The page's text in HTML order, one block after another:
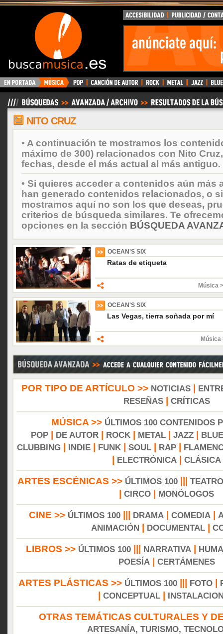
BuscaMusica.es
NITO CRUZ
• A continuación te mostramos los
máximo de 300) relacionados con Nito
fechas, desde el más actual al más antiguo.
• Si quieres acceder a contenidos aún más
han generado contenidos relacionados, o
mostramos aquí no son los que deseas,
criterios de búsqueda similares. Te
opciones en la sección BÚSQUEDA
OCEAN'S SIX
Ratas de etiqueta
Música
OCEAN'S SIX
Las Vegas, tierra soñada por mí
Música
POR TIPO DE ARTÍCULO >> NOTICIAS|
RESEÑAS| CRÍTICAS
MÚSICA >> ÚLTIMOS 100 CONTENIDOS
POP
DE AUTOR ROCK METAL JAZZ
CLUBBING
INDIE FUNK SOUL RAP
ELECTRÓNICA CLÁSICA
ARTES ESCÉNICAS >> ÚLTIMOS 100||| TEATRO
CIRCO MONÓLOGOS
CINE >> ÚLTIMOS 100 DRAMA COMEDIA
ANIMACIÓN
DOCUMENTAL|
LIBROS >> ÚLTIMOS 100 NARRATIVA
POESÍA| CERTÁMENES
ARTES PLÁSTICAS >> ÚLTIMOS 100 FOTO
CONCEPTUAL
OTRAS TEMÁTICAS CULTURALES Y
ARTESANÍA, TURISMO,